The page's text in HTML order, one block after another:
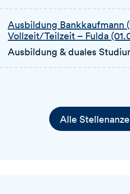
Ausbildung Bankkaufmann
Vollzeit/Teilzeit – Fulda
Ausbildung & duales
Alle